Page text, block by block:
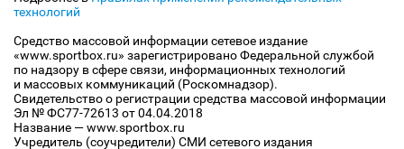
технологий
Средство массовой информации сетевое издание
«www.sportbox.ru» зарегистрировано Федеральной службой
по надзору в сфере связи, информационных технологий
и массовых коммуникаций (Роскомнадзор).
Свидетельство о регистрации средства массовой информации
Эл № ФС77-72613 от 04.04.2018
Название — www.sportbox.ru
Учредитель (соучредители) СМИ сетевого издания